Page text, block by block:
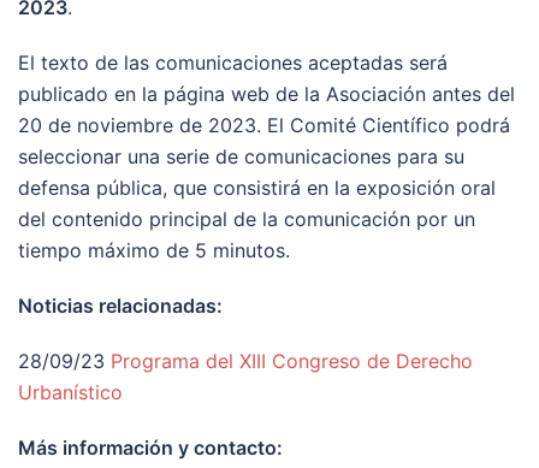
2023.
El texto de las comunicaciones aceptadas será
publicado en la página web de la Asociación antes del
20 de noviembre de 2023. El Comité Científico podrá
seleccionar una serie de comunicaciones para su
defensa pública, que consistirá en la exposición oral
del contenido principal de la comunicación por un
tiempo máximo de 5 minutos.
Noticias relacionadas:
28/09/23 Programa del XIII Congreso de Derecho
Urbanístico
Más información y contacto: